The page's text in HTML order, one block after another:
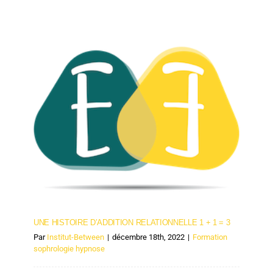
UNE HISTOIRE D’ADDITION RELATIONNELLE 1 + 1
UNE HISTOIRE D’ADDITION RELATIONNELLE 1 + 1 = 3
Par Institut-Between | décembre 18th, 2022 | Formation
sophrologie hypnose